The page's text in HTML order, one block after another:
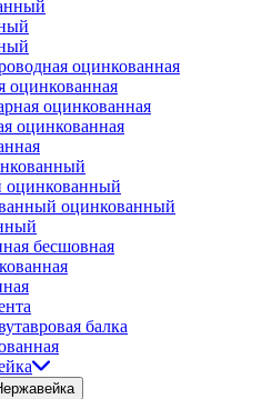
оцинкованная
оцинкованная
оцинкованная
оцинкованная
оцинкованный
оцинкованный
бесшовная
балка